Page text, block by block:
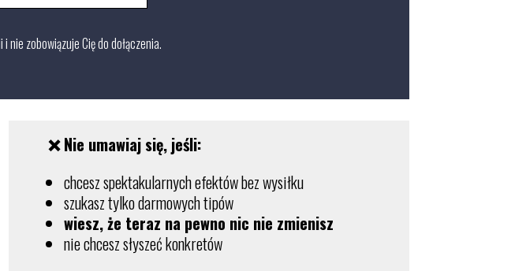
nie zobowiązuje Cię do dołączenia.
❌ Nie umawiaj się, jeśli:
chcesz spektakularnych efektów bez wysiłku
szukasz tylko darmowych tipów
wiesz, że teraz na pewno nic nie zmienisz
nie chcesz słyszeć konkretów